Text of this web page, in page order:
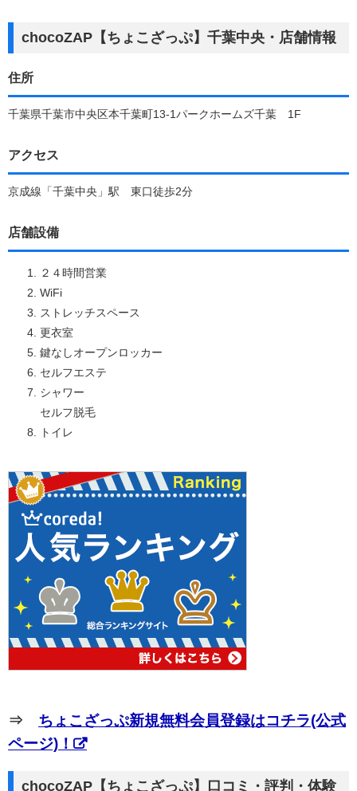
chocoZAP【ちょこざっぷ】千葉中央・店舗情報
住所
千葉県千葉市中央区本千葉町13-1パークホームズ千葉 1F
アクセス
京成線「千葉中央」駅 東口徒歩2分
店舗設備
２４時間営業
WiFi
ストレッチスペース
更衣室
鍵なしオープンロッカー
セルフエステ
シャワー
セルフ脱毛
トイレ
⇒ ちょこざっぷ新規無料会員登録はコチラ(公式
ページ)！
chocoZAP【ちょこざっぷ】口コミ・評判・体験